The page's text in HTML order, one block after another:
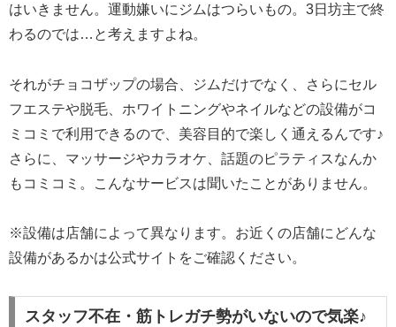
はいきません。運動嫌いにジムはつらいもの。3日坊主で終
わるのでは…と考えますよね。
それがチョコザップの場合、ジムだけでなく、さらにセル
フエステや脱毛、ホワイトニングやネイルなどの設備がコ
ミコミで利用できるので、美容目的で楽しく通えるんです♪
さらに、マッサージやカラオケ、話題のピラティスなんか
もコミコミ。こんなサービスは聞いたことがありません。
※設備は店舗によって異なります。お近くの店舗にどんな
設備があるかは公式サイトをご確認ください。
スタッフ不在・筋トレガチ勢がいないので気楽♪